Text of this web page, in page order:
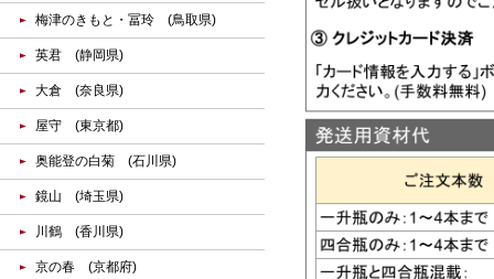
梅津のきもと・冨玲 (鳥取県)
英君 (静岡県)
大倉 (奈良県)
屋守 (東京都)
奥能登の白菊 (石川県)
鏡山 (埼玉県)
川鶴 (香川県)
京の春 (京都府)